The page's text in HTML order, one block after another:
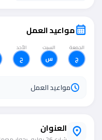
calendar_monthمواعيد العمل
الجمعة
ج
السبت
س
الأحد
ح
scheduleمواعيد العمل
location_on العنوان